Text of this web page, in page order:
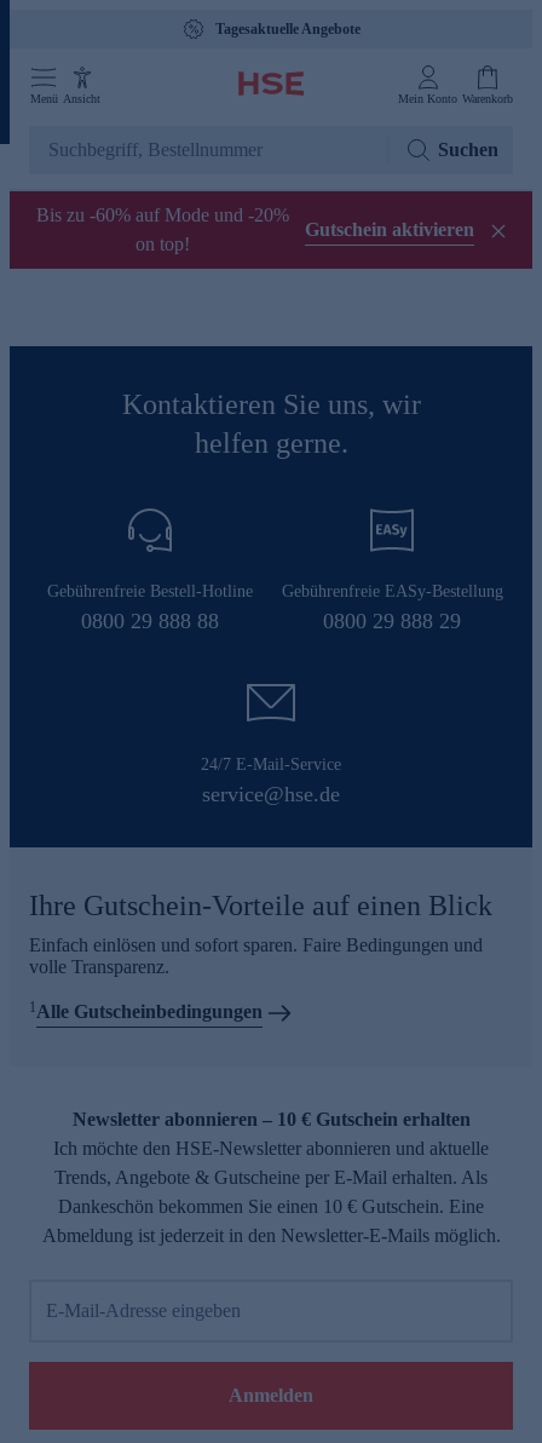
Tagesaktuelle Angebote
Menü Ansicht Mein Konto Warenkorb
Suchen
Bis zu -60% auf Mode und -20%
on top!
Gutschein aktivieren
Kontaktieren Sie uns, wir
helfen gerne.
Gebührenfreie Bestell-Hotline
0800 29 888 88
Gebührenfreie EASy-Bestellung
0800 29 888 29
24/7 E-Mail-Service
service@hse.de
Ihre Gutschein-Vorteile auf einen Blick
Einfach einlösen und sofort sparen. Faire Bedingungen und
volle Transparenz.
1Alle Gutscheinbedingungen
Newsletter abonnieren – 10 € Gutschein erhalten
Ich möchte den HSE-Newsletter abonnieren und aktuelle
Trends, Angebote & Gutscheine per E-Mail erhalten. Als
Dankeschön bekommen Sie einen 10 € Gutschein. Eine
Abmeldung ist jederzeit in den Newsletter-E-Mails möglich.
E-Mail-Adresse eingeben
Anmelden